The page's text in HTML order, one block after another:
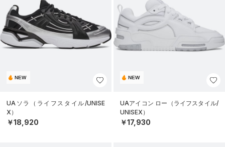
NEW
UAソラ（ライフスタイル/UNISE
X）
￥18,920
NEW
UAアイコン ロー（ライフスタイル/
UNISEX）
￥17,930